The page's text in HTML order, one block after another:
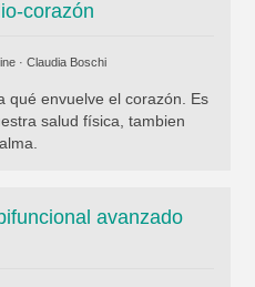
corazón
· Claudia Boschi
qué envuelve el corazón. Es
salud física, tambien
avanzado